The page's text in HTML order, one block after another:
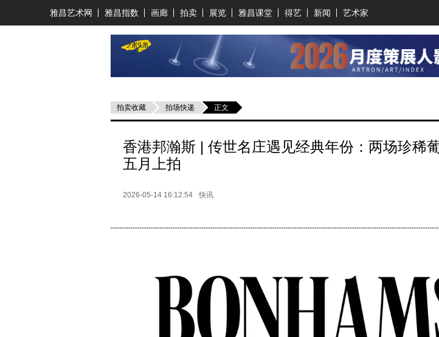
雅昌艺术网 雅昌指数 画廊 拍卖 展览 雅昌课堂 得艺 新闻 艺术家
拍卖收藏 拍场快递 正文
香港邦瀚斯 | 传世名庄遇见经典年份：两场珍稀
五月上拍
2026-05-14 16:12:54 快讯